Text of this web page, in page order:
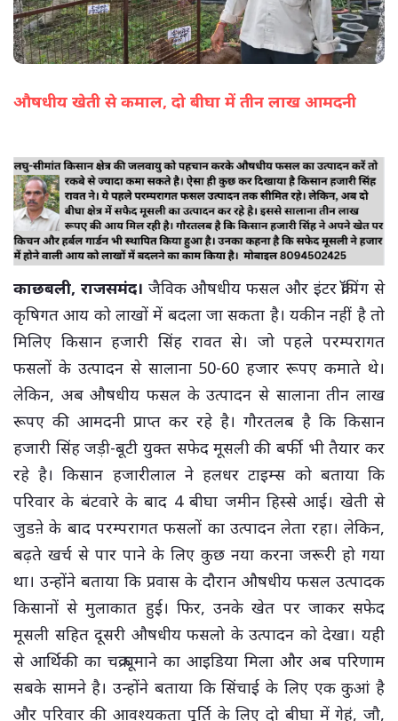
औषधीय खेती से कमाल, दो बीघा में तीन लाख आमदनी
काछबली, राजसमंद। जैविक औषधीय फसल और इंटर क्रॉपिंग से
कृषिगत आय को लाखों में बदला जा सकता है। यकीन नहीं है तो
मिलिए किसान हजारी सिंह रावत से। जो पहले परम्परागत
फसलों के उत्पादन से सालाना 50-60 हजार रूपए कमाते थे।
लेकिन, अब औषधीय फसल के उत्पादन से सालाना तीन लाख
रूपए की आमदनी प्राप्त कर रहे है। गौरतलब है कि किसान
हजारी सिंह जड़ी-बूटी युक्त सफेद मूसली की बर्फी भी तैयार कर
रहे है। किसान हजारीलाल ने हलधर टाइम्स को बताया कि
परिवार के बंटवारे के बाद 4 बीघा जमीन हिस्से आई। खेती से
जुडऩे के बाद परम्परागत फसलों का उत्पादन लेता रहा। लेकिन,
बढ़ते खर्च से पार पाने के लिए कुछ नया करना जरूरी हो गया
था। उन्होंने बताया कि प्रवास के दौरान औषधीय फसल उत्पादक
किसानों से मुलाकात हुई। फिर, उनके खेत पर जाकर सफेद
मूसली सहित दूसरी औषधीय फसलो के उत्पादन को देखा। यही
से आर्थिकी का चक्र घूमाने का आइडिया मिला और अब परिणाम
सबके सामने है। उन्होंने बताया कि सिंचाई के लिए एक कुआं है
और परिवार की आवश्यकता पूर्ति के लिए दो बीघा में गेहूं, जौ,